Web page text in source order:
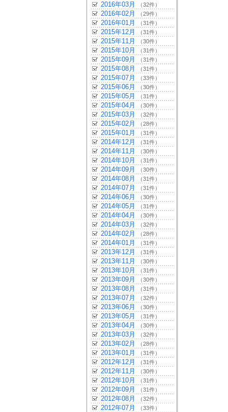
2016年03月 （32件）
2016年02月 （29件）
2016年01月 （31件）
2015年12月 （31件）
2015年11月 （30件）
2015年10月 （31件）
2015年09月 （31件）
2015年08月 （31件）
2015年07月 （33件）
2015年06月 （30件）
2015年05月 （31件）
2015年04月 （30件）
2015年03月 （32件）
2015年02月 （28件）
2015年01月 （31件）
2014年12月 （31件）
2014年11月 （30件）
2014年10月 （31件）
2014年09月 （30件）
2014年08月 （31件）
2014年07月 （31件）
2014年06月 （30件）
2014年05月 （31件）
2014年04月 （30件）
2014年03月 （32件）
2014年02月 （28件）
2014年01月 （31件）
2013年12月 （31件）
2013年11月 （30件）
2013年10月 （31件）
2013年09月 （30件）
2013年08月 （31件）
2013年07月 （32件）
2013年06月 （30件）
2013年05月 （31件）
2013年04月 （30件）
2013年03月 （32件）
2013年02月 （28件）
2013年01月 （31件）
2012年12月 （31件）
2012年11月 （30件）
2012年10月 （31件）
2012年09月 （31件）
2012年08月 （32件）
2012年07月 （33件）